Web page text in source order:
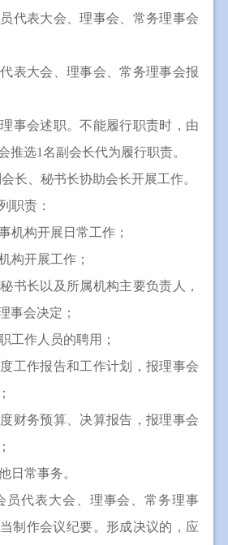
员代表大会、理事会、常务理事会
代表大会、理事会、常务理事会报
事会述职。不能履行职责时，由
推选1名副会长代为履行职责。
长、秘书长协助会长开展工作。
职责：
机构开展日常工作；
构开展工作；
书长以及所属机构主要负责人，
事会决定；
工作人员的聘用；
度工作报告和工作计划，报理事会
度财务预算、决算报告，报理事会
日常事务。
员代表大会、理事会、常务理事
制作会议纪要。形成决议的，应